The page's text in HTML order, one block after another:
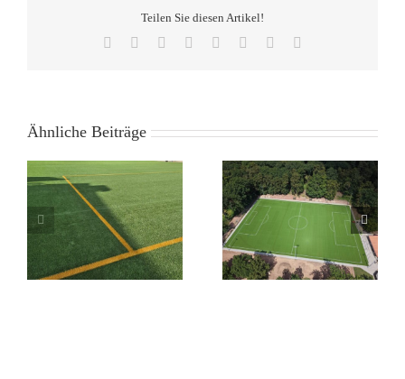
Teilen Sie diesen Artikel!
Facebook Reddit LinkedIn
TumblrPinterest
Ähnliche Beiträge
Rund 7.500 qm
Kunstrasen GreenField
Pure PT in Kirchhain in
KW 28 /26
Rund 8.000 qm
Kunstrasen DOMO
Duraforce in
Lüdinghausen in KW
26-27 /26